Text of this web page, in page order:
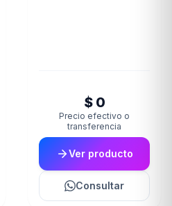
$ 0
Precio efectivo o
transferencia
Ver producto
Consultar